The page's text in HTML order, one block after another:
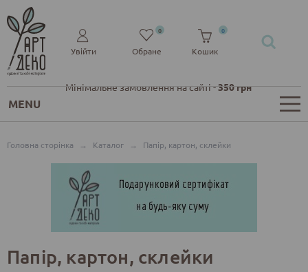
Мінімальне замовлення на сайті -350 грн
Увійти Обране
0
Кошик
0
MENU
Головна сторінка → Каталог → Папір, картон, склейки
Папір, картон, склейки